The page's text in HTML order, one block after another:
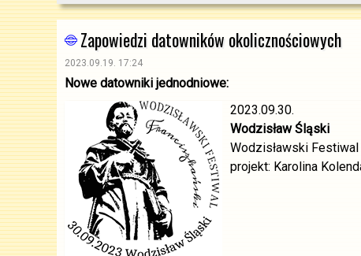
Zapowiedzi datowników okolicznościowych
2023.09.19. 17:24
Nowe datowniki jednodniowe:
2023.09.30.
Wodzisław Śląski
Wodzisławski
projekt: Karolina